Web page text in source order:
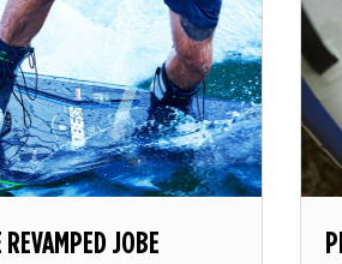
JOBE